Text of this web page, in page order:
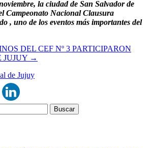
la ciudad de San Salvador de
Campeonato Nacional Clausura
, uno de los eventos más importantes del
DEL CEF Nº 3 PARTICIPARON
JUJUY →
de Jujuy